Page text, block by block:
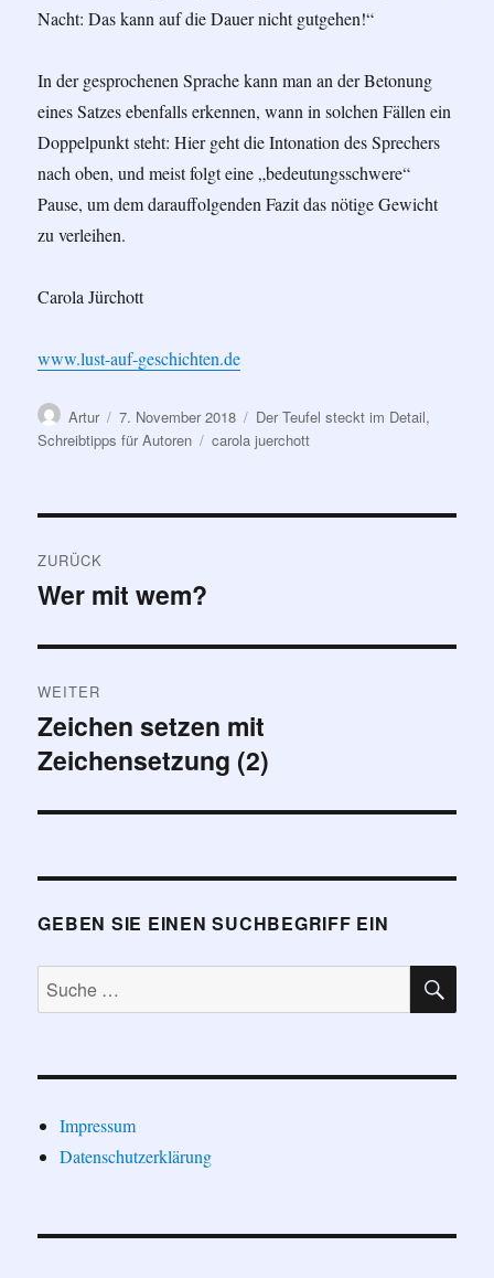
Nacht: Das kann auf die Dauer nicht gutgehen!“
In der gesprochenen Sprache kann man an der Betonung
eines Satzes ebenfalls erkennen, wann in solchen Fällen ein
Doppelpunkt steht: Hier geht die Intonation des Sprechers
nach oben, und meist folgt eine „bedeutungsschwere“
Pause, um dem darauffolgenden Fazit das nötige Gewicht
zu verleihen.
Carola Jürchott
www.lust-auf-geschichten.de
Autor
Artur
Veröffentlicht
am
7. November 2018 Kategorien
Der Teufel steckt im Detail,
Schreibtipps für Autoren
Schlagwörter
carola juerchott
ZURÜCK
Vorheriger
Wer mit wem?
WEITER
Nächster
Beitrag:
Zeichen setzen mit
Zeichensetzung (2)
GEBEN SIE EINEN SUCHBEGRIFF EIN
Suche
nach:
Impressum
Datenschutzerklärung